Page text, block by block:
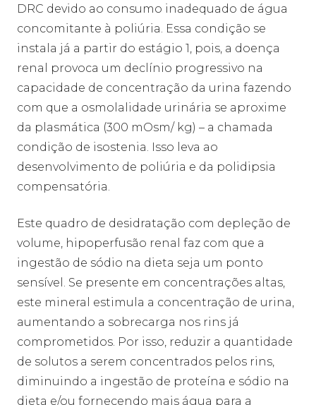
DRC devido ao consumo inadequado de água
concomitante à poliúria. Essa condição se
instala já a partir do estágio 1, pois, a doença
renal provoca um declínio progressivo na
capacidade de concentração da urina fazendo
com que a osmolalidade urinária se aproxime
da plasmática (300 mOsm/ kg) – a chamada
condição de isostenia. Isso leva ao
desenvolvimento de poliúria e da polidipsia
compensatória.
Este quadro de desidratação com depleção de
volume, hipoperfusão renal faz com que a
ingestão de sódio na dieta seja um ponto
sensível. Se presente em concentrações altas,
este mineral estimula a concentração de urina,
aumentando a sobrecarga nos rins já
comprometidos. Por isso, reduzir a quantidade
de solutos a serem concentrados pelos rins,
diminuindo a ingestão de proteína e sódio na
dieta e/ou fornecendo mais água para a